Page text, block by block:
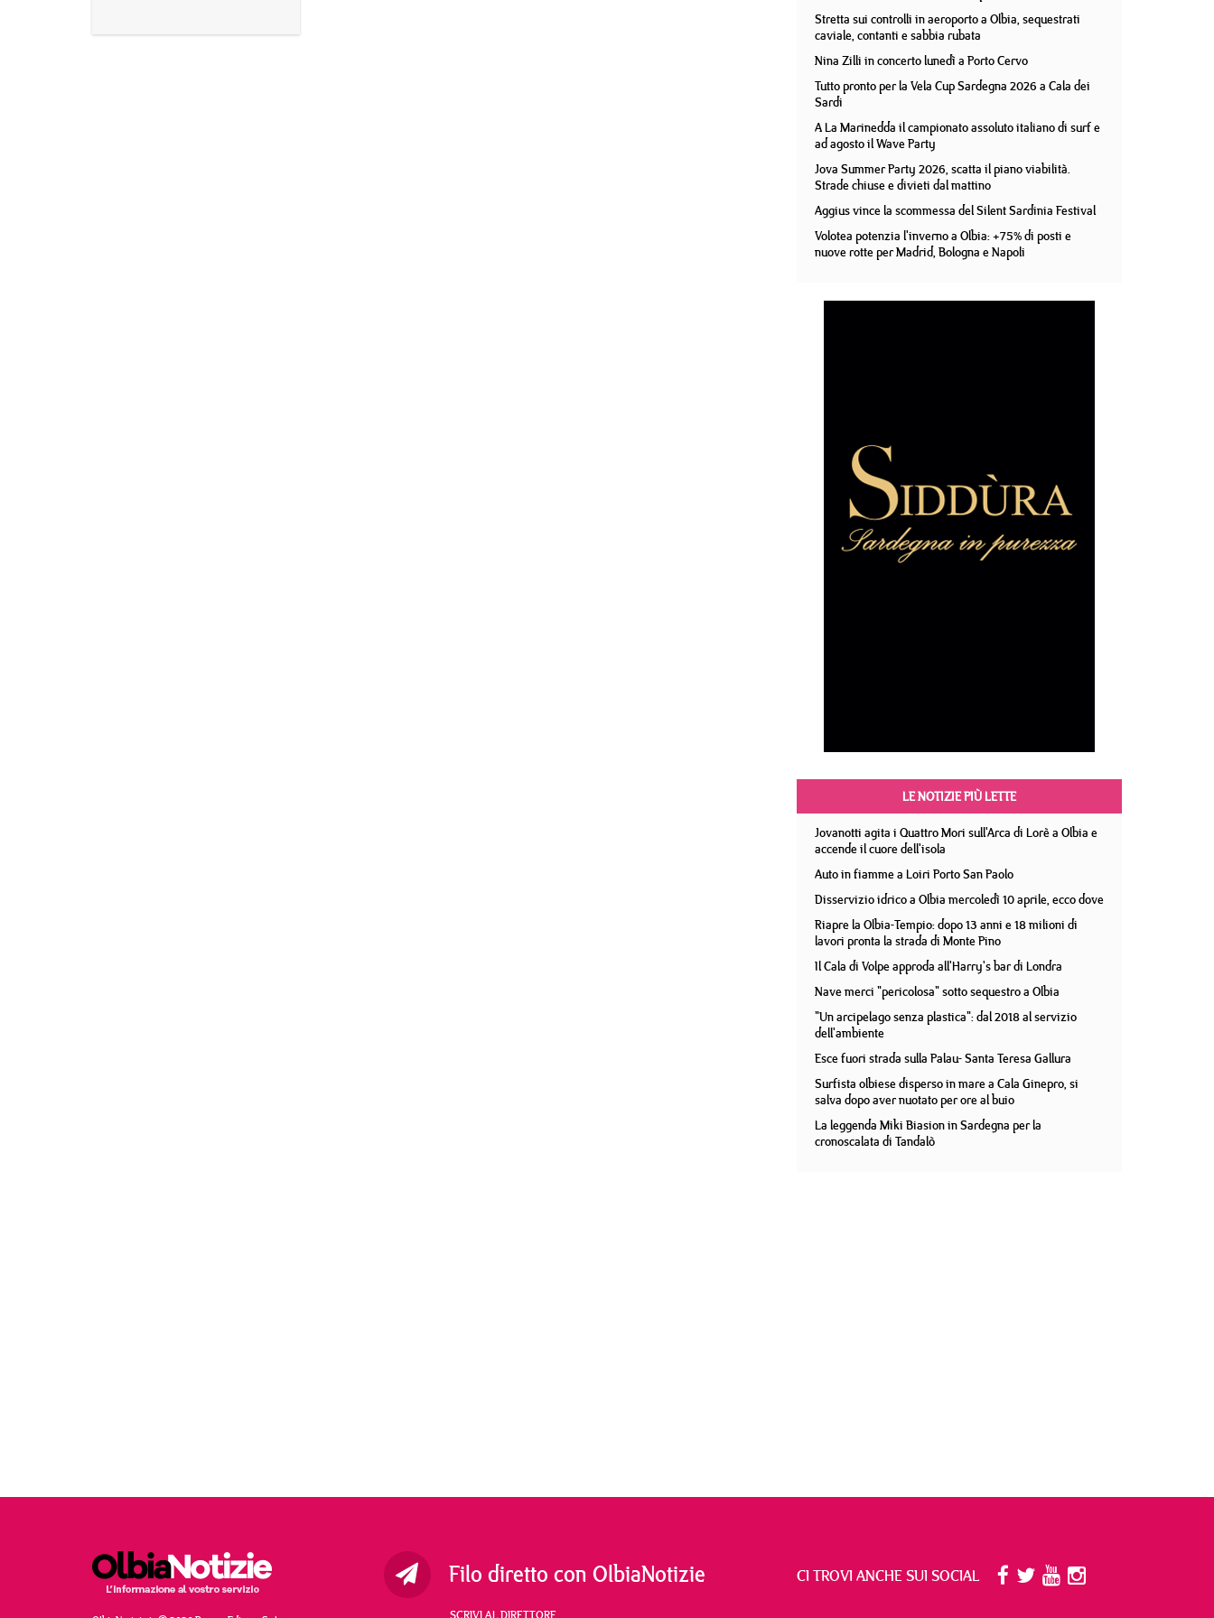
Stretta sui controlli in aeroporto a Olbia, sequestrati
caviale, contanti e sabbia rubata
Nina Zilli in concerto lunedì a Porto Cervo
Tutto pronto per la Vela Cup Sardegna 2026 a Cala dei
Sardi
A La Marinedda il campionato assoluto italiano di surf e
ad agosto il Wave Party
Jova Summer Party 2026, scatta il piano viabilità.
Strade chiuse e divieti dal mattino
Aggius vince la scommessa del Silent Sardinia Festival
Volotea potenzia l'inverno a Olbia: +75% di posti e
nuove rotte per Madrid, Bologna e Napoli
LE NOTIZIE PIÙ LETTE
Jovanotti agita i Quattro Mori sull'Arca di Lorè a Olbia e
accende il cuore dell'isola
Auto in fiamme a Loiri Porto San Paolo
Disservizio idrico a Olbia mercoledì 10 aprile, ecco dove
Riapre la Olbia-Tempio: dopo 13 anni e 18 milioni di
lavori pronta la strada di Monte Pino
Il Cala di Volpe approda all'Harry's bar di Londra
Nave merci "pericolosa" sotto sequestro a Olbia
"Un arcipelago senza plastica": dal 2018 al servizio
dell'ambiente
Esce fuori strada sulla Palau- Santa Teresa Gallura
Surfista olbiese disperso in mare a Cala Ginepro, si
salva dopo aver nuotato per ore al buio
La leggenda Miki Biasion in Sardegna per la
cronoscalata di Tandalò
Filo diretto con OlbiaNotizie
SCRIVI AL DIRETTORE
CI TROVI ANCHE SUI SOCIAL